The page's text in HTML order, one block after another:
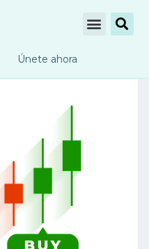
Únete ahora